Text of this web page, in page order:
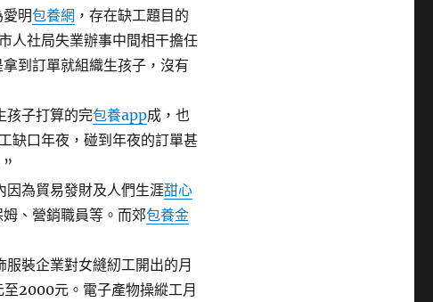
愛明包養網 ，存在缺工題目的
人社局失業辦事中間相干擔任
到訂單就組織生孩子，沒有
孩子打算的完包養app成，也
缺口年夜，碰到年夜的訂單甚
”
因為貿易發財及人們生涯甜心
、營銷職員等。而郊包養金
裝企業對女縫紉工開出的月
2000元。電子產物操縱工月